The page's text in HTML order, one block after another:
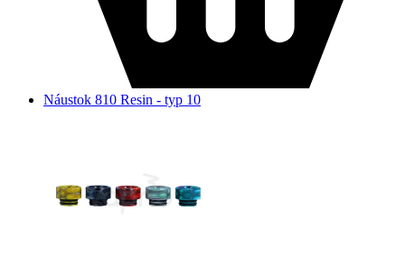
Náustok 810 Resin - typ 10